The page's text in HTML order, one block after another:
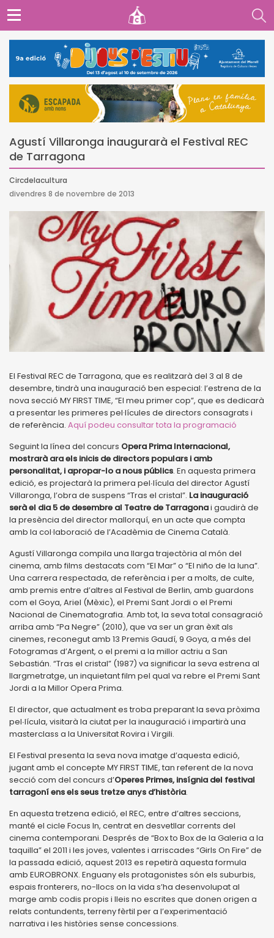
Agustí Villaronga inaugurarà el Festival REC
de Tarragona
Circdelacultura
divendres 8 de novembre de 2013
El Festival REC de Tarragona, que es realitzarà del 3 al 8 de
desembre, tindrà una inauguració ben especial: l’estrena de la
nova secció MY FIRST TIME, “El meu primer cop”, que es dedicarà
a presentar les primeres pel·lícules de directors consagrats i
de referència. Aquí podeu consultar tota la programació
Seguint la línea del concurs Opera Prima Internacional,
mostrarà ara els inicis de directors populars i amb
personalitat, i apropar-lo a nous públics. En aquesta primera
edició, es projectarà la primera pel∙lícula del director Agustí
Villaronga, l’obra de suspens “Tras el cristal”. La inauguració
serà el dia 5 de desembre al Teatre de Tarragonai gaudirà de
la presència del director mallorquí, en un acte que compta
amb la col·laboració de l’Acadèmia de Cinema Català.
Agustí Villaronga compila una llarga trajectòria al món del
cinema, amb films destacats com “El Mar” o “El niño de la luna”.
Una carrera respectada, de referència i per a molts, de culte,
amb premis entre d’altres al Festival de Berlin, amb guardons
com el Goya, Ariel (Mèxic), el Premi Sant Jordi o el Premi
Nacional de Cinematografia. Amb tot, la seva total consagració
arriba amb “Pa Negre” (2010), que va ser un gran èxit als
cinemes, reconegut amb 13 Premis Gaudí, 9 Goya, a més del
Fotogramas d’Argent, o el premi a la millor actriu a San
Sebastián. “Tras el cristal” (1987) va significar la seva estrena al
llargmetratge, un inquietant film pel qual va rebre el Premi Sant
Jordi a la Millor Opera Prima.
El director, que actualment es troba preparant la seva pròxima
pel∙lícula, visitarà la ciutat per la inauguració i impartirà una
masterclass a la Universitat Rovira i Virgili.
El Festival presenta la seva nova imatge d’aquesta edició,
jugant amb el concepte MY FIRST TIME, tan referent de la nova
secció com del concurs d’Operes Primes, insígnia del festival
tarragoní ens els seus tretze anys d’història.
En aquesta tretzena edició, el REC, entre d’altres seccions,
manté el cicle Focus In, centrat en desvetllar corrents del
cinema contemporani. Després de “Box to Box de la Galeria a la
taquilla” el 2011 i les joves, valentes i arriscades “Girls On Fire” de
la passada edició, aquest 2013 es repetirà aquesta formula
amb EUROBRONX. Enguany els protagonistes són els suburbis,
espais fronterers, no-llocs on la vida s’ha desenvolupat al
marge amb codis propis i lleis no escrites que donen origen a
relats contundents, terreny fèrtil per a l’experimentació
narrativa i les històries sense concessions.